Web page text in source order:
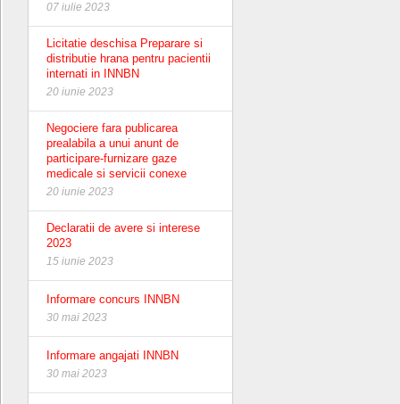
07 iulie 2023
Licitatie deschisa Preparare si
distributie hrana pentru pacientii
internati in INNBN
20 iunie 2023
Negociere fara publicarea
prealabila a unui anunt de
participare-furnizare gaze
medicale si servicii conexe
20 iunie 2023
Declaratii de avere si interese
2023
15 iunie 2023
Informare concurs INNBN
30 mai 2023
Informare angajati INNBN
30 mai 2023